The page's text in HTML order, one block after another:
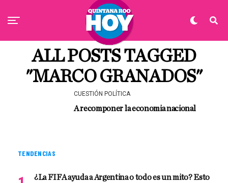
ALL POSTS TAGGED
"MARCO GRANADOS"
CUESTIÓN POLÍTICA
A recomponer la economia nacional
TENDENCIAS
¿La FIFA ayuda a Argentina o todo es un mito? Esto